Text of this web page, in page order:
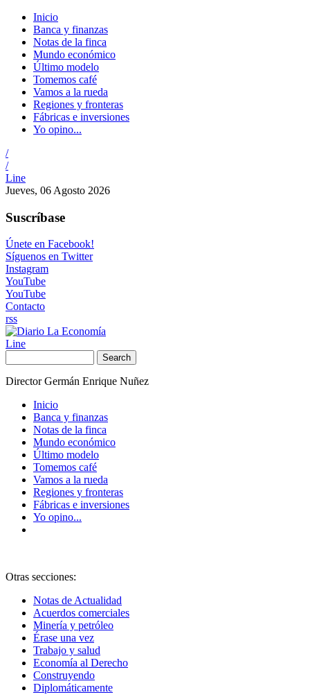
Inicio
Banca y finanzas
Notas de la finca
Mundo económico
Último modelo
Tomemos café
Vamos a la rueda
Regiones y fronteras
Fábricas e inversiones
Yo opino...
/
/
Line
Jueves, 06 Agosto 2026
Suscríbase
Únete en Facebook!
Síguenos en Twitter
Instagram
YouTube
YouTube
Contacto
rss
Line
Search
Director Germán Enrique Nuñez
Inicio
Banca y finanzas
Notas de la finca
Mundo económico
Último modelo
Tomemos café
Vamos a la rueda
Regiones y fronteras
Fábricas e inversiones
Yo opino...
Otras secciones:
Notas de Actualidad
Acuerdos comerciales
Minería y petróleo
Érase una vez
Trabajo y salud
Economía al Derecho
Construyendo
Diplomáticamente